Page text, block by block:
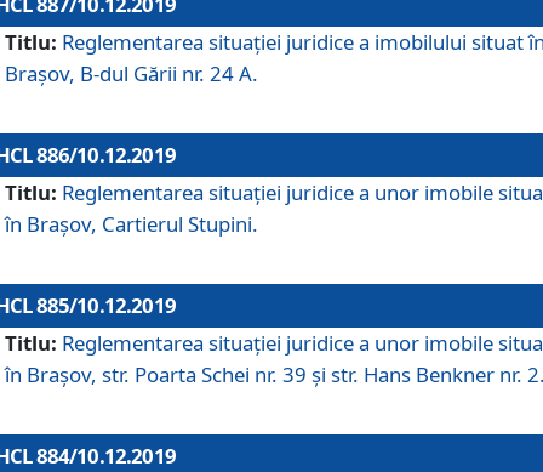
Titlu: Reglementarea situației juridice a imobilului situat
Brașov, B-dul Gării nr. 24 A.
886/10.12.2019
Titlu: Reglementarea situaţiei juridice a unor imobile
în Braşov, Cartierul Stupini.
885/10.12.2019
Titlu: Reglementarea situației juridice a unor imobile
în Brașov, str. Poarta Schei nr. 39 și str. Hans Benkner nr.
884/10.12.2019